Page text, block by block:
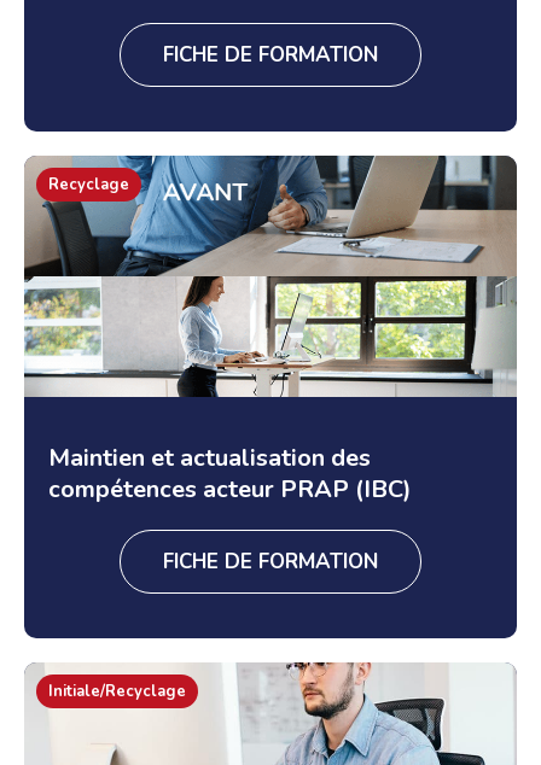
FICHE DE FORMATION
Recyclage
Maintien et actualisation des
compétences acteur PRAP (IBC)
FICHE DE FORMATION
Initiale/Recyclage